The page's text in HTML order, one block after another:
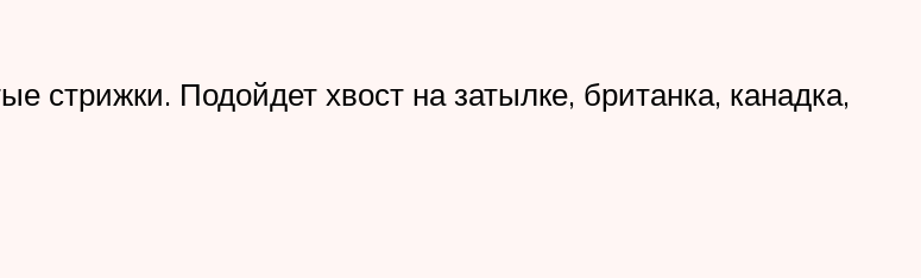
стрижки. Подойдет хвост на затылке, британка, канадка,